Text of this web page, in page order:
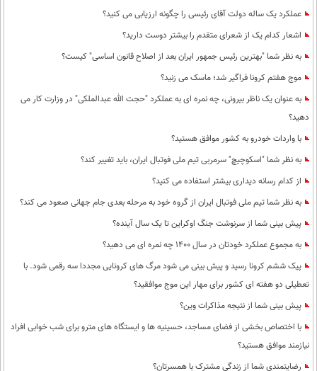
عملکرد یک ساله دولت آقای رئیسی را چگونه ارزیابی می کنید؟
اشعار کدام یک از شعرای متقدم را بیشتر دوست دارید؟
به نظر شما "بهترین رئیس جمهور ایران بعد از اصلاح قانون اساسی" کیست؟
موج هفتم کرونا فراگیر شد؛ ماسک می زنید؟
به عنوان یک ناظر بیرونی، چه نمره ای به عملکرد "حجت الله عبدالملکی" در وزارت کار می
دهید؟
با واردات خودرو به کشور موافق هستید؟
به نظر شما "اسکوچیچ" سرمربی تیم ملی فوتبال ایران، باید تغییر کند؟
از کدام رسانه دیداری بیشتر استفاده می کنید؟
به نظر شما تیم ملی فوتبال ایران از گروه خود به مرحله بعدی جام جهانی صعود می کند؟
پیش بینی شما از سرنوشت جنگ اوکراین تا یک سال آینده؟
به مجموع عملکرد خودتان در سال 1400 چه نمره ای می دهید؟
پیک ششم کرونا رسید و پیش بینی می شود مرگ های کرونایی مجددا سه رقمی شود. با
تعطیلی دو هفته ای کشور برای مهار این موج موافقید؟
پیش بینی شما از نتیجه مذاکرات وین؟
با اختصاص بخشی از فضای مساجد، حسینیه ها و ایستگاه های مترو برای شب خوابی افراد
نیازمند موافق هستید؟
رضایتمندی شما از زندگی مشترک با همسرتان؟